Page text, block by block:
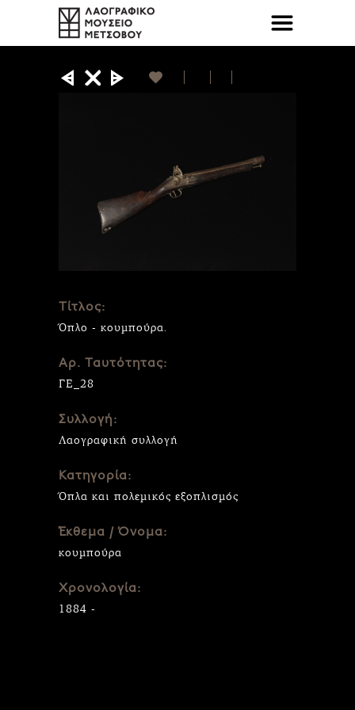
Τίτλος:
Όπλο - κουμπούρα.
Αρ. Ταυτότητας:
ΓΕ_28
Συλλογή:
Λαογραφική συλλογή
Κατηγορία:
Όπλα και πολεμικός εξοπλισμός
Έκθεμα / Όνομα:
κουμπούρα
Χρονολογία:
1884 -